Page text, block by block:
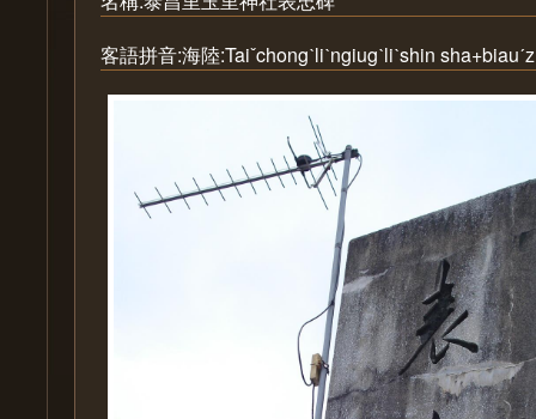
客語拼音:海陸:Taiˇchongˋliˋngiugˋliˋshin